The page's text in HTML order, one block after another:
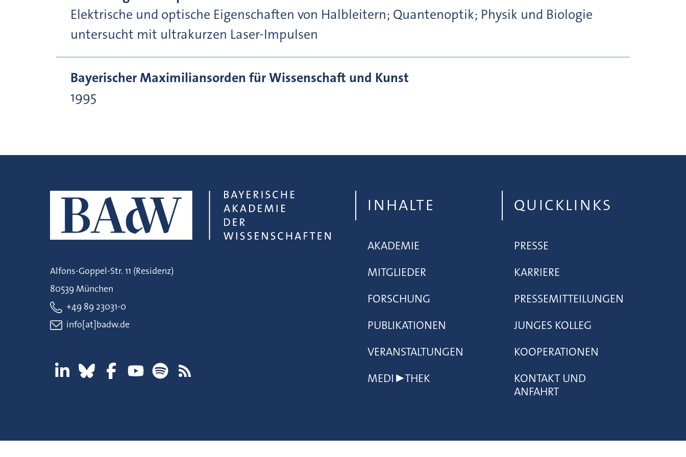
Elektrische und optische Eigenschaften von Halbleitern; Quantenoptik; Physik und Biologie
untersucht mit ultrakurzen Laser-Impulsen
Bayerischer Maximiliansorden für Wissenschaft und Kunst
1995
Alfons-Goppel-Str. 11 (Residenz)
80539 München
+49 89 23031-0
info[at]badw.de
INHALTE
AKADEMIE
MITGLIEDER
FORSCHUNG
PUBLIKATIONEN
VERANSTALTUNGEN
MEDI▶THEK
QUICKLINKS
PRESSE
KARRIERE
PRESSEMITTEILUNGEN
JUNGES KOLLEG
KOOPERATIONEN
KONTAKT UND
ANFAHRT